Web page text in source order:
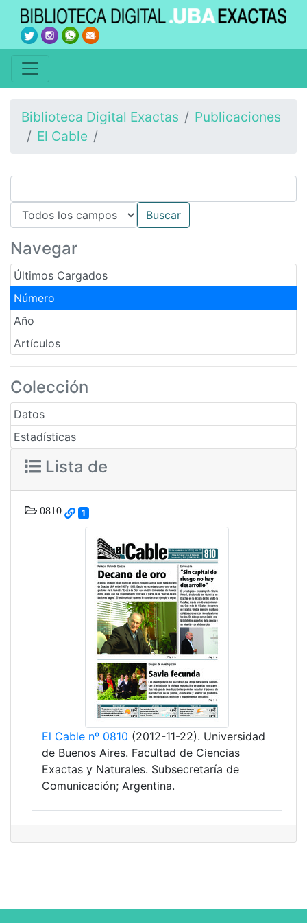
Biblioteca Digital Exactas
Publicaciones
El Cable
Navegar
Últimos Cargados
Número
Año
Artículos
Colección
Datos
Estadísticas
Lista de
0810 1
El Cable nº 0810 (2012-11-22). Universidad
de Buenos Aires. Facultad de Ciencias
Exactas y Naturales. Subsecretaría de
Comunicación; Argentina.